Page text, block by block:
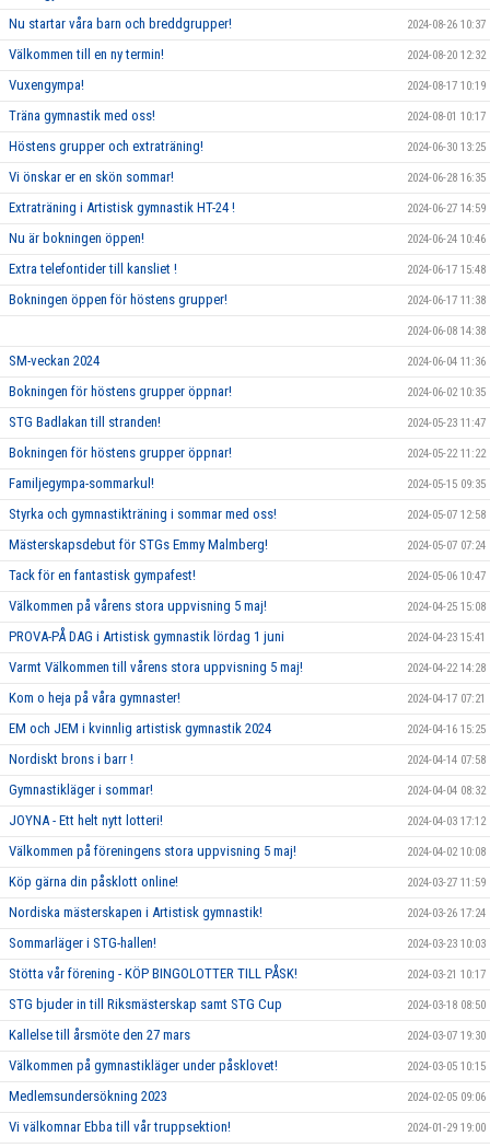
Nu startar våra barn och breddgrupper! 2024-08-26 10:37
Välkommen till en ny termin! 2024-08-20 12:32
Vuxengympa! 2024-08-17 10:19
Träna gymnastik med oss! 2024-08-01 10:17
Höstens grupper och extraträning! 2024-06-30 13:25
Vi önskar er en skön sommar! 2024-06-28 16:35
Extraträning i Artistisk gymnastik HT-24 ! 2024-06-27 14:59
Nu är bokningen öppen! 2024-06-24 10:46
Extra telefontider till kansliet ! 2024-06-17 15:48
Bokningen öppen för höstens grupper! 2024-06-17 11:38
2024-06-08 14:38
SM-veckan 2024 2024-06-04 11:36
Bokningen för höstens grupper öppnar! 2024-06-02 10:35
STG Badlakan till stranden! 2024-05-23 11:47
Bokningen för höstens grupper öppnar! 2024-05-22 11:22
Familjegympa-sommarkul! 2024-05-15 09:35
Styrka och gymnastikträning i sommar med oss! 2024-05-07 12:58
Mästerskapsdebut för STGs Emmy Malmberg! 2024-05-07 07:24
Tack för en fantastisk gympafest! 2024-05-06 10:47
Välkommen på vårens stora uppvisning 5 maj! 2024-04-25 15:08
PROVA-PÅ DAG i Artistisk gymnastik lördag 1 juni 2024-04-23 15:41
Varmt Välkommen till vårens stora uppvisning 5 maj! 2024-04-22 14:28
Kom o heja på våra gymnaster! 2024-04-17 07:21
EM och JEM i kvinnlig artistisk gymnastik 2024 2024-04-16 15:25
Nordiskt brons i barr ! 2024-04-14 07:58
Gymnastikläger i sommar! 2024-04-04 08:32
JOYNA - Ett helt nytt lotteri! 2024-04-03 17:12
Välkommen på föreningens stora uppvisning 5 maj! 2024-04-02 10:08
Köp gärna din påsklott online! 2024-03-27 11:59
Nordiska mästerskapen i Artistisk gymnastik! 2024-03-26 17:24
Sommarläger i STG-hallen! 2024-03-23 10:03
Stötta vår förening - KÖP BINGOLOTTER TILL PÅSK! 2024-03-21 10:17
STG bjuder in till Riksmästerskap samt STG Cup 2024-03-18 08:50
Kallelse till årsmöte den 27 mars 2024-03-07 19:30
Välkommen på gymnastikläger under påsklovet! 2024-03-05 10:15
Medlemsundersökning 2023 2024-02-05 09:06
Vi välkomnar Ebba till vår truppsektion! 2024-01-29 19:00